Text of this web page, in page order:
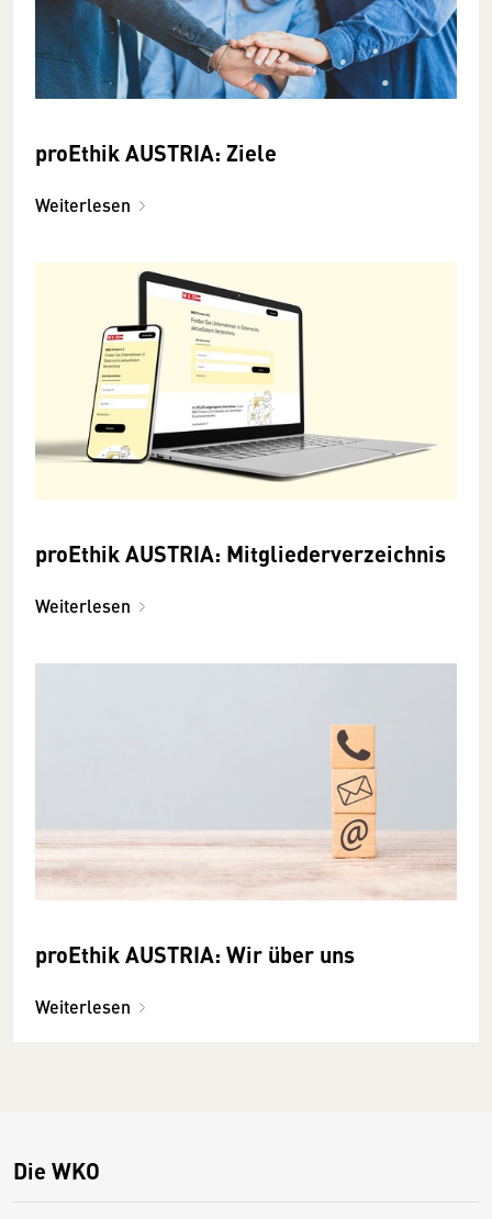
proEthik AUSTRIA: Ziele
Weiterlesen
proEthik AUSTRIA: Mitgliederverzeichnis
Weiterlesen
proEthik AUSTRIA: Wir über uns
Weiterlesen
Die WKO